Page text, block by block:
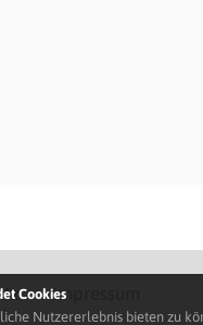
Impressum
Cookies
Nutzererlebnis bieten zu